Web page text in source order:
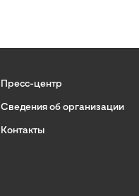
Пресс-центр
Сведения об организации
Контакты